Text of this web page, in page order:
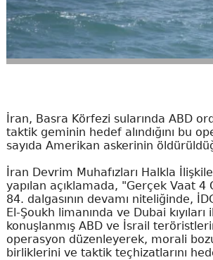
İran, Basra Körfezi sularında ABD
taktik geminin hedef alındığını bu
sayıda Amerikan askerinin
İran Devrim Muhafızları Halkla
yapılan açıklamada, "Gerçek Vaat 4
84. dalgasının devamı niteliğinde,
El-Şoukh limanında ve Dubai kıyıları
konuşlanmış ABD ve İsrail
operasyon düzenleyerek, morali
birliklerini ve taktik teçhizatlarını